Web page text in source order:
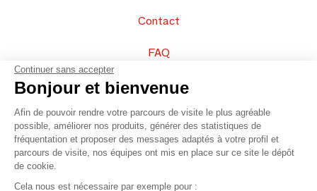
Contact
FAQ
Vendez vos produits
Plan du site
© 2016 –Organisation SAFI
Continuer sans accepter
Bonjour et bienvenue
Afin de pouvoir rendre votre parcours de visite le plus agréable
possible, améliorer nos produits, générer des statistiques de
fréquentation et proposer des messages adaptés à votre profil et
parcours de visite, nos équipes ont mis en place sur ce site le dépôt
de cookie.
Cela nous est nécessaire par exemple pour :